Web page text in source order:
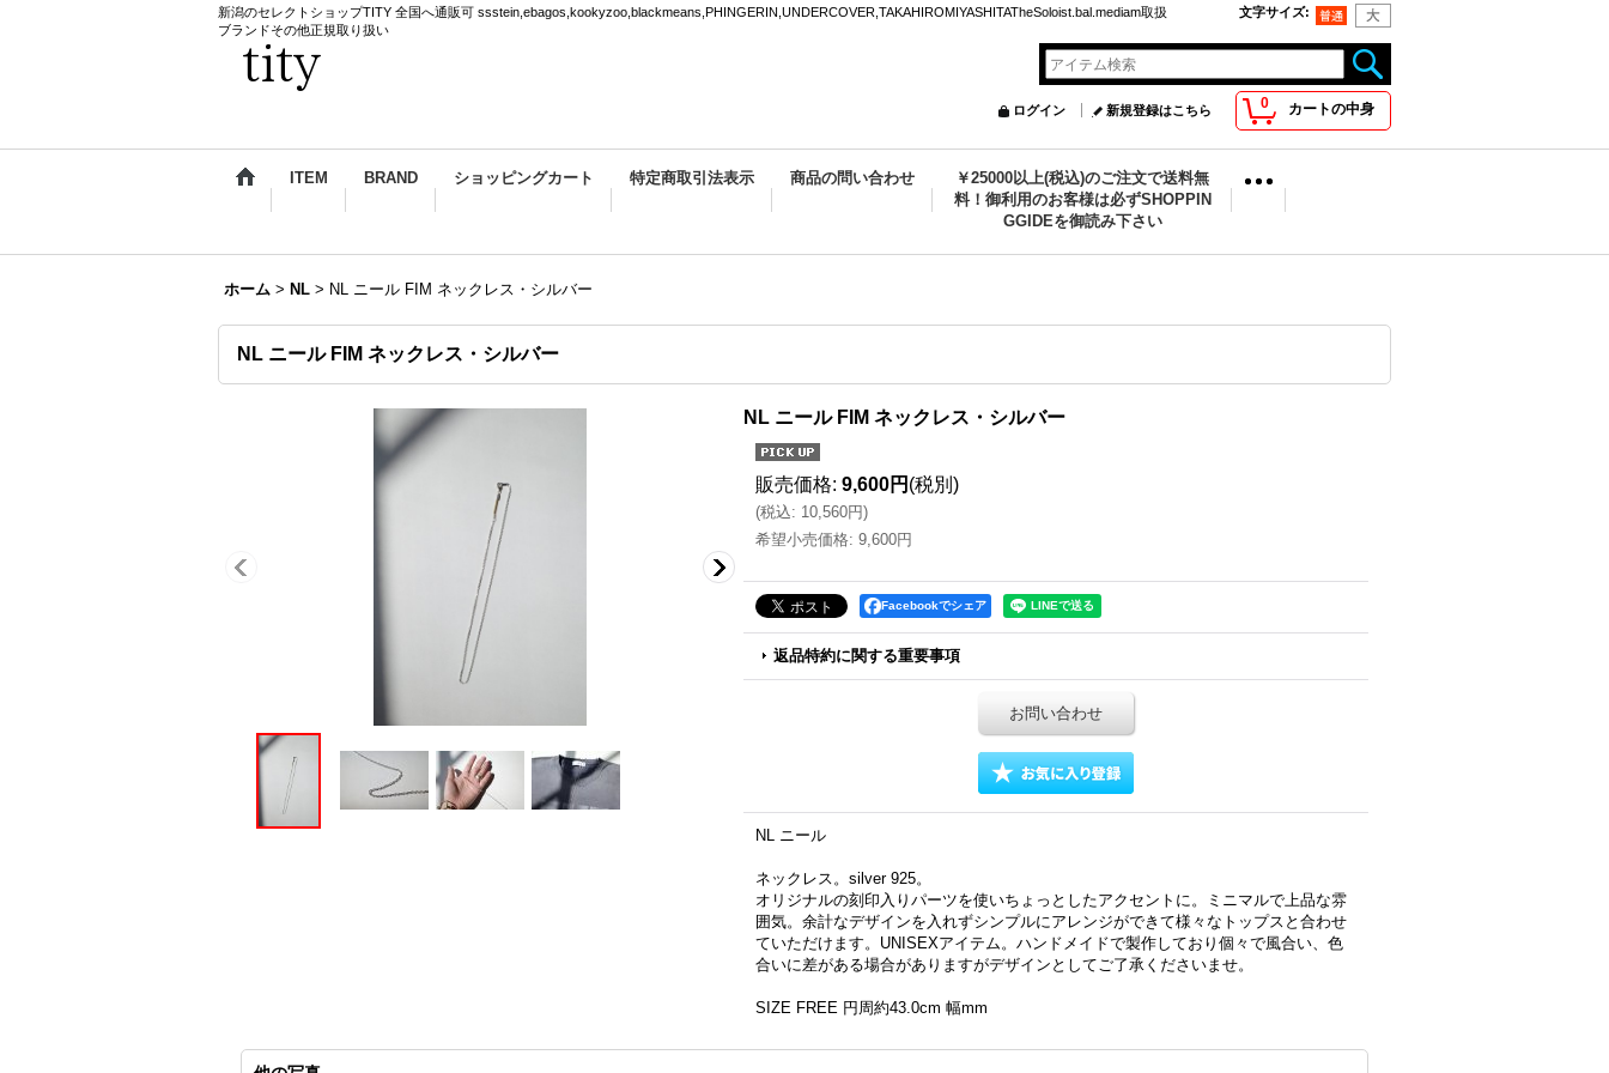
新潟のセレクトショップTITY 全国へ通販可 ssstein,ebagos,kookyzoo,blackmeans,PHINGERIN,UNDERCOVER,TAKAHIROMIYASHITATheSoloist.bal.mediam取扱
ブランドその他正規取り扱い
文字サイズ:
0 カートの中身
ログイン 新規登録はこちら
ITEM BRAND ショッピングカート 特定商取引法表示 商品の問い合わせ
￥25000以上(税込)のご注文で送料無
料！御利用のお客様は必ずSHOPPIN
GGIDEを御読み下さい
ホーム > NL > NL ニール FIM ネックレス・シルバー
NL ニール FIM ネックレス・シルバー
NL ニール FIM ネックレス・シルバー
販売価格: 9,600円 (税別)
(税込: 10,560円)
希望小売価格: 9,600円
Facebookでシェア
返品特約に関する重要事項
お問い合わせ
NL ニール
ネックレス。silver 925。
オリジナルの刻印入りパーツを使いちょっとしたアクセントに。ミニマルで上品な雰
囲気。余計なデザインを入れずシンプルにアレンジができて様々なトップスと合わせ
ていただけます。UNISEXアイテム。ハンドメイドで製作しており個々で風合い、色
合いに差がある場合がありますがデザインとしてご了承くださいませ。
SIZE FREE 円周約43.0cm 幅mm